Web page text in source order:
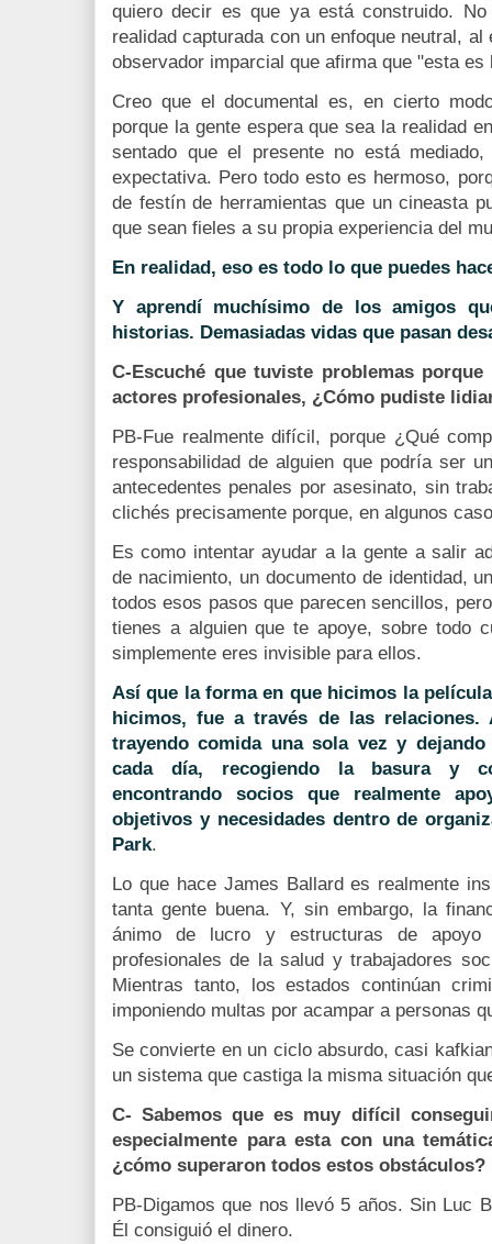
quiero decir es que ya está construido.
realidad capturada con un enfoque neutral,
observador imparcial que afirma que "esta es
Creo que el documental es, en cierto
porque la gente espera que sea la realidad
sentado que el presente no está
expectativa. Pero todo esto es hermoso,
de festín de herramientas que un cineasta
que sean fieles a su propia experiencia del
En realidad, eso es todo lo que puedes
Y aprendí muchísimo de los amigos
historias. Demasiadas vidas que pasan
C-Escuché que tuviste problemas
actores profesionales, ¿Cómo pudiste
PB-Fue realmente difícil, porque ¿Qué
responsabilidad de alguien que podría ser
antecedentes penales por asesinato, sin
clichés precisamente porque, en algunos
Es como intentar ayudar a la gente a salir
de nacimiento, un documento de identidad,
todos esos pasos que parecen sencillos,
tienes a alguien que te apoye, sobre todo
simplemente eres invisible para ellos.
Así que la forma en que hicimos la
hicimos, fue a través de las
trayendo comida una sola vez y
cada día, recogiendo la basura y
encontrando socios que realmente
objetivos y necesidades dentro de
Park.
Lo que hace James Ballard es realmente
tanta gente buena. Y, sin embargo, la
ánimo de lucro y estructuras de
profesionales de la salud y trabajadores
Mientras tanto, los estados continúan
imponiendo multas por acampar a personas
Se convierte en un ciclo absurdo, casi
un sistema que castiga la misma situación
C- Sabemos que es muy difícil
especialmente para esta con una
¿cómo superaron todos estos obstáculos?
PB-Digamos que nos llevó 5 años. Sin Luc
Él consiguió el dinero.